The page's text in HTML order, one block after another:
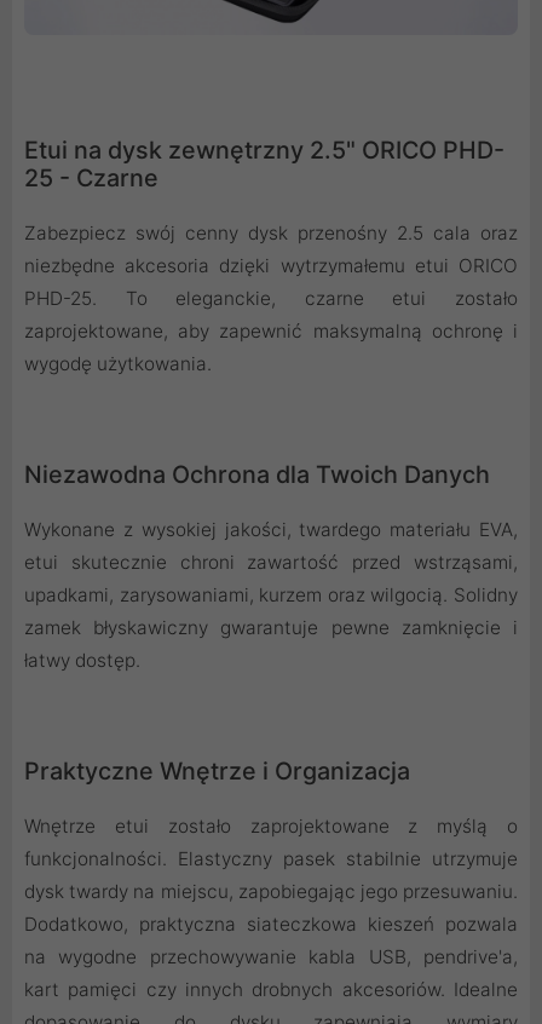
Etui na dysk zewnętrzny 2.5" ORICO PHD-
25 - Czarne
Zabezpiecz swój cenny dysk przenośny 2.5 cala oraz
niezbędne akcesoria dzięki wytrzymałemu etui ORICO
PHD-25. To eleganckie, czarne etui zostało
zaprojektowane, aby zapewnić maksymalną ochronę i
wygodę użytkowania.
Niezawodna Ochrona dla Twoich Danych
Wykonane z wysokiej jakości, twardego materiału EVA,
etui skutecznie chroni zawartość przed wstrząsami,
upadkami, zarysowaniami, kurzem oraz wilgocią. Solidny
zamek błyskawiczny gwarantuje pewne zamknięcie i
łatwy dostęp.
Praktyczne Wnętrze i Organizacja
Wnętrze etui zostało zaprojektowane z myślą o
funkcjonalności. Elastyczny pasek stabilnie utrzymuje
dysk twardy na miejscu, zapobiegając jego przesuwaniu.
Dodatkowo, praktyczna siateczkowa kieszeń pozwala
na wygodne przechowywanie kabla USB, pendrive'a,
kart pamięci czy innych drobnych akcesoriów. Idealne